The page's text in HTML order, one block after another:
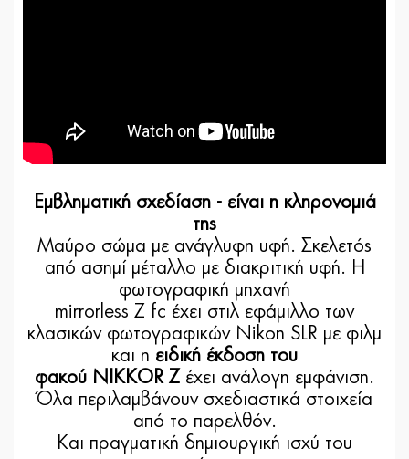
Εμβληματική σχεδίαση - είναι η κληρονομιά
της
Μαύρο σώμα με ανάγλυφη υφή. Σκελετός
από ασημί μέταλλο με διακριτική υφή. Η
φωτογραφική μηχανή
mirrorless Z fc έχει στιλ εφάμιλλο των
κλασικών φωτογραφικών Nikon SLR με φιλμ
και η ειδική έκδοση του
φακού NIKKOR Z έχει ανάλογη εμφάνιση.
Όλα περιλαμβάνουν σχεδιαστικά στοιχεία
από το παρελθόν.
Και πραγματική δημιουργική ισχύ του